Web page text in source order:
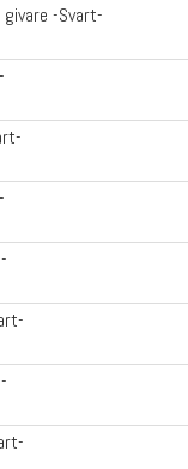
givare -Svart-